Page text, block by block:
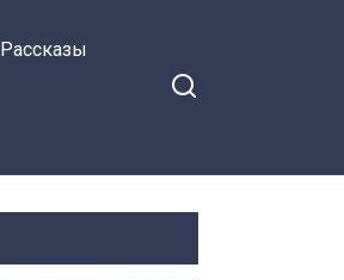
Рассказыраз им жить негде? —
заявила я свекрови